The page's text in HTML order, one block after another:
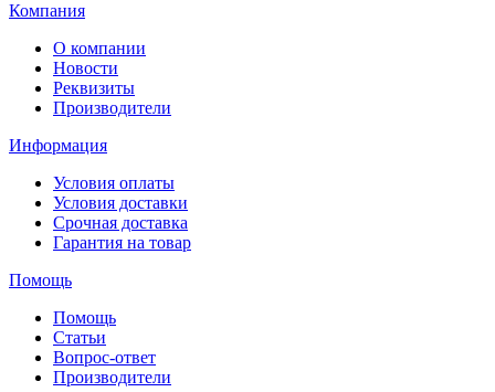
Компания
О компании
Новости
Реквизиты
Производители
Информация
Условия оплаты
Условия доставки
Срочная доставка
Гарантия на товар
Помощь
Помощь
Статьи
Вопрос-ответ
Производители